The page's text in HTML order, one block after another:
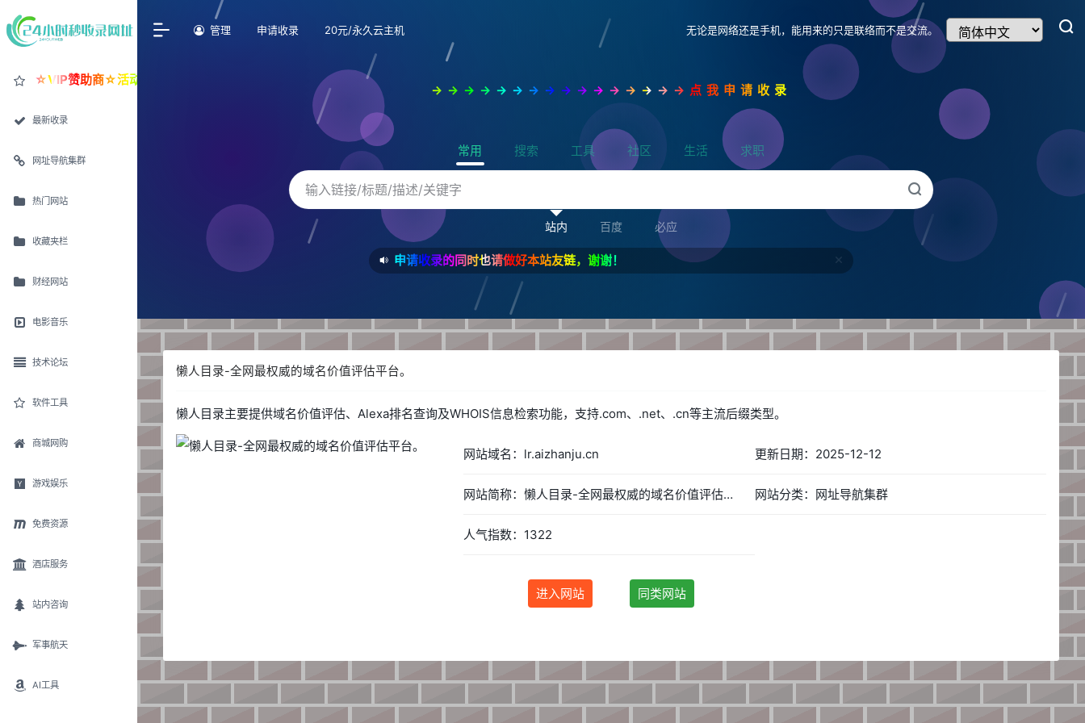
☆VIP赞助商☆活动价30元/永久置顶
最新收录
网址导航集群
热门网站
收藏夹栏
财经网站
电影音乐
技术论坛
软件工具
商城网购
游戏娱乐
免费资源
酒店服务
站内咨询
军事航天
AI工具
管理 申请收录 20元/永久云主机 无论是网络还是手机，能用来的只是联络而不是交流。
→→→→→→→→→→→→→→→→点我申请收录
常用 搜索 工具 社区 生活 求职
站内 百度 必应
申请收录的同时也请做好本站友链，谢谢！
懒人目录-全网最权威的域名价值评估平台。
懒人目录主要提供域名价值评估、Alexa排名查询及WHOIS信息检索功能，支持.com、.net、.cn等主流后缀类型。
网站域名：lr.aizhanju.cn 更新日期：2025-12-12
网站简称：懒人目录-全网最权威的域名价值评估平台。 网站分类：网址导航集群
人气指数：1322
进入网站 同类网站